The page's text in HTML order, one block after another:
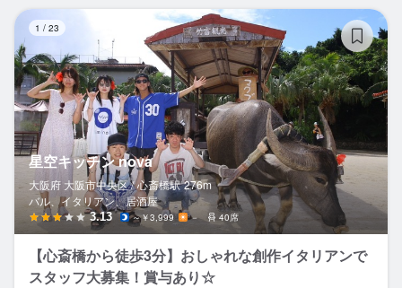
1 / 23
星空キッチン nova
大阪府 大阪市中央区 / 心斎橋駅 276m
バル、イタリアン、居酒屋
3.13 ～￥3,999 － 40席
【心斎橋から徒歩3分】おしゃれな創作イタリアンで
スタッフ大募集！賞与あり☆